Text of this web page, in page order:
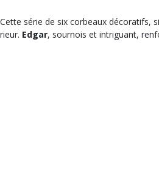
série de six corbeaux décoratifs,
Edgar, sournois et intriguant,